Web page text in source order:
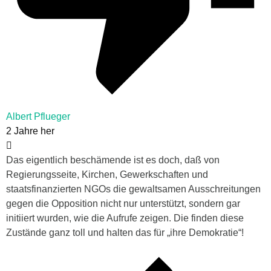
Albert Pflueger
2 Jahre her
Das eigentlich beschämende ist es doch, daß von
Regierungsseite, Kirchen, Gewerkschaften und
staatsfinanzierten NGOs die gewaltsamen Ausschreitungen
gegen die Opposition nicht nur unterstützt, sondern gar
initiiert wurden, wie die Aufrufe zeigen. Die finden diese
Zustände ganz toll und halten das für „ihre Demokratie“!